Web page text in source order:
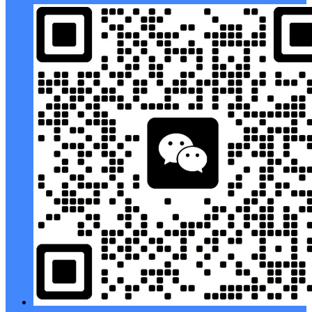
扫码打开当前页